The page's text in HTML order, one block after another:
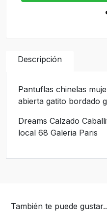
Descripción
Pantuflas chinelas
abierta gatito bordado
Dreams Calzado
local 68 Galeria Paris
También te puede